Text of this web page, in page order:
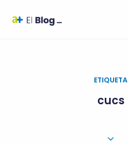
ETIQUETA
cucs